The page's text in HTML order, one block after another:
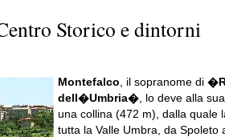
Storico e dintorni
Montefalco , il sopranome di
dell�Umbria� , lo deve alla
una collina (472 m), dalla quale
tutta la Valle Umbra, da Spoleto